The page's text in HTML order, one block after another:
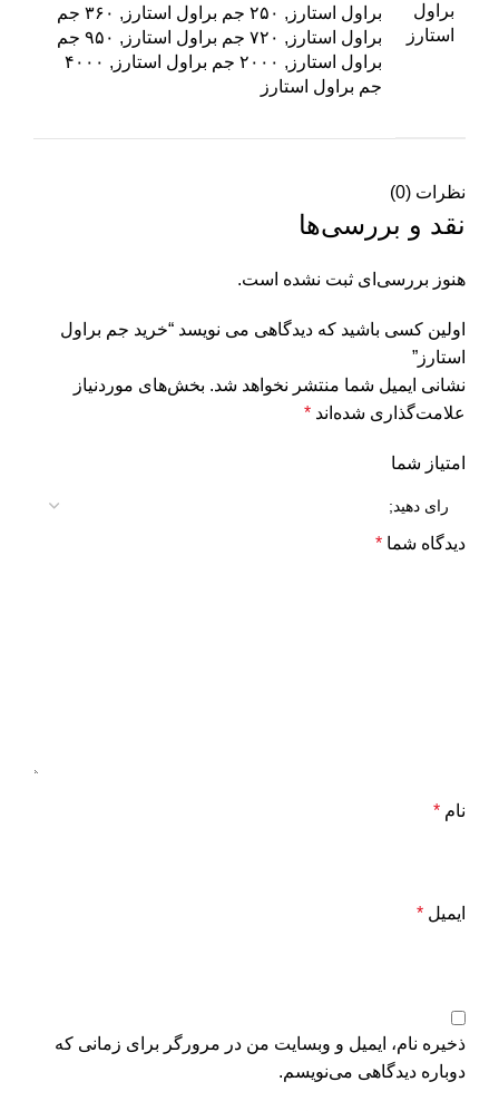
براول
استارز
براول استارز, ۲۵۰ جم براول استارز, ۳۶۰ جم
براول استارز, ۷۲۰ جم براول استارز, ۹۵۰ جم
براول استارز, ۲۰۰۰ جم براول استارز, ۴۰۰۰
جم براول استارز
نظرات (0)
نقد و بررسی‌ها
هنوز بررسی‌ای ثبت نشده است.
اولین کسی باشید که دیدگاهی می نویسد “خرید جم براول
استارز”
نشانی ایمیل شما منتشر نخواهد شد. بخش‌های موردنیاز
علامت‌گذاری شده‌اند *
امتیاز شما
دیدگاه شما *
نام *
ایمیل *
ذخیره نام، ایمیل و وبسایت من در مرورگر برای زمانی که
دوباره دیدگاهی می‌نویسم.